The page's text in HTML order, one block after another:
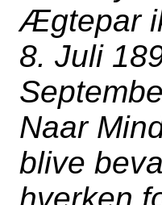
Ægtepar
8. Juli
Naar
blive